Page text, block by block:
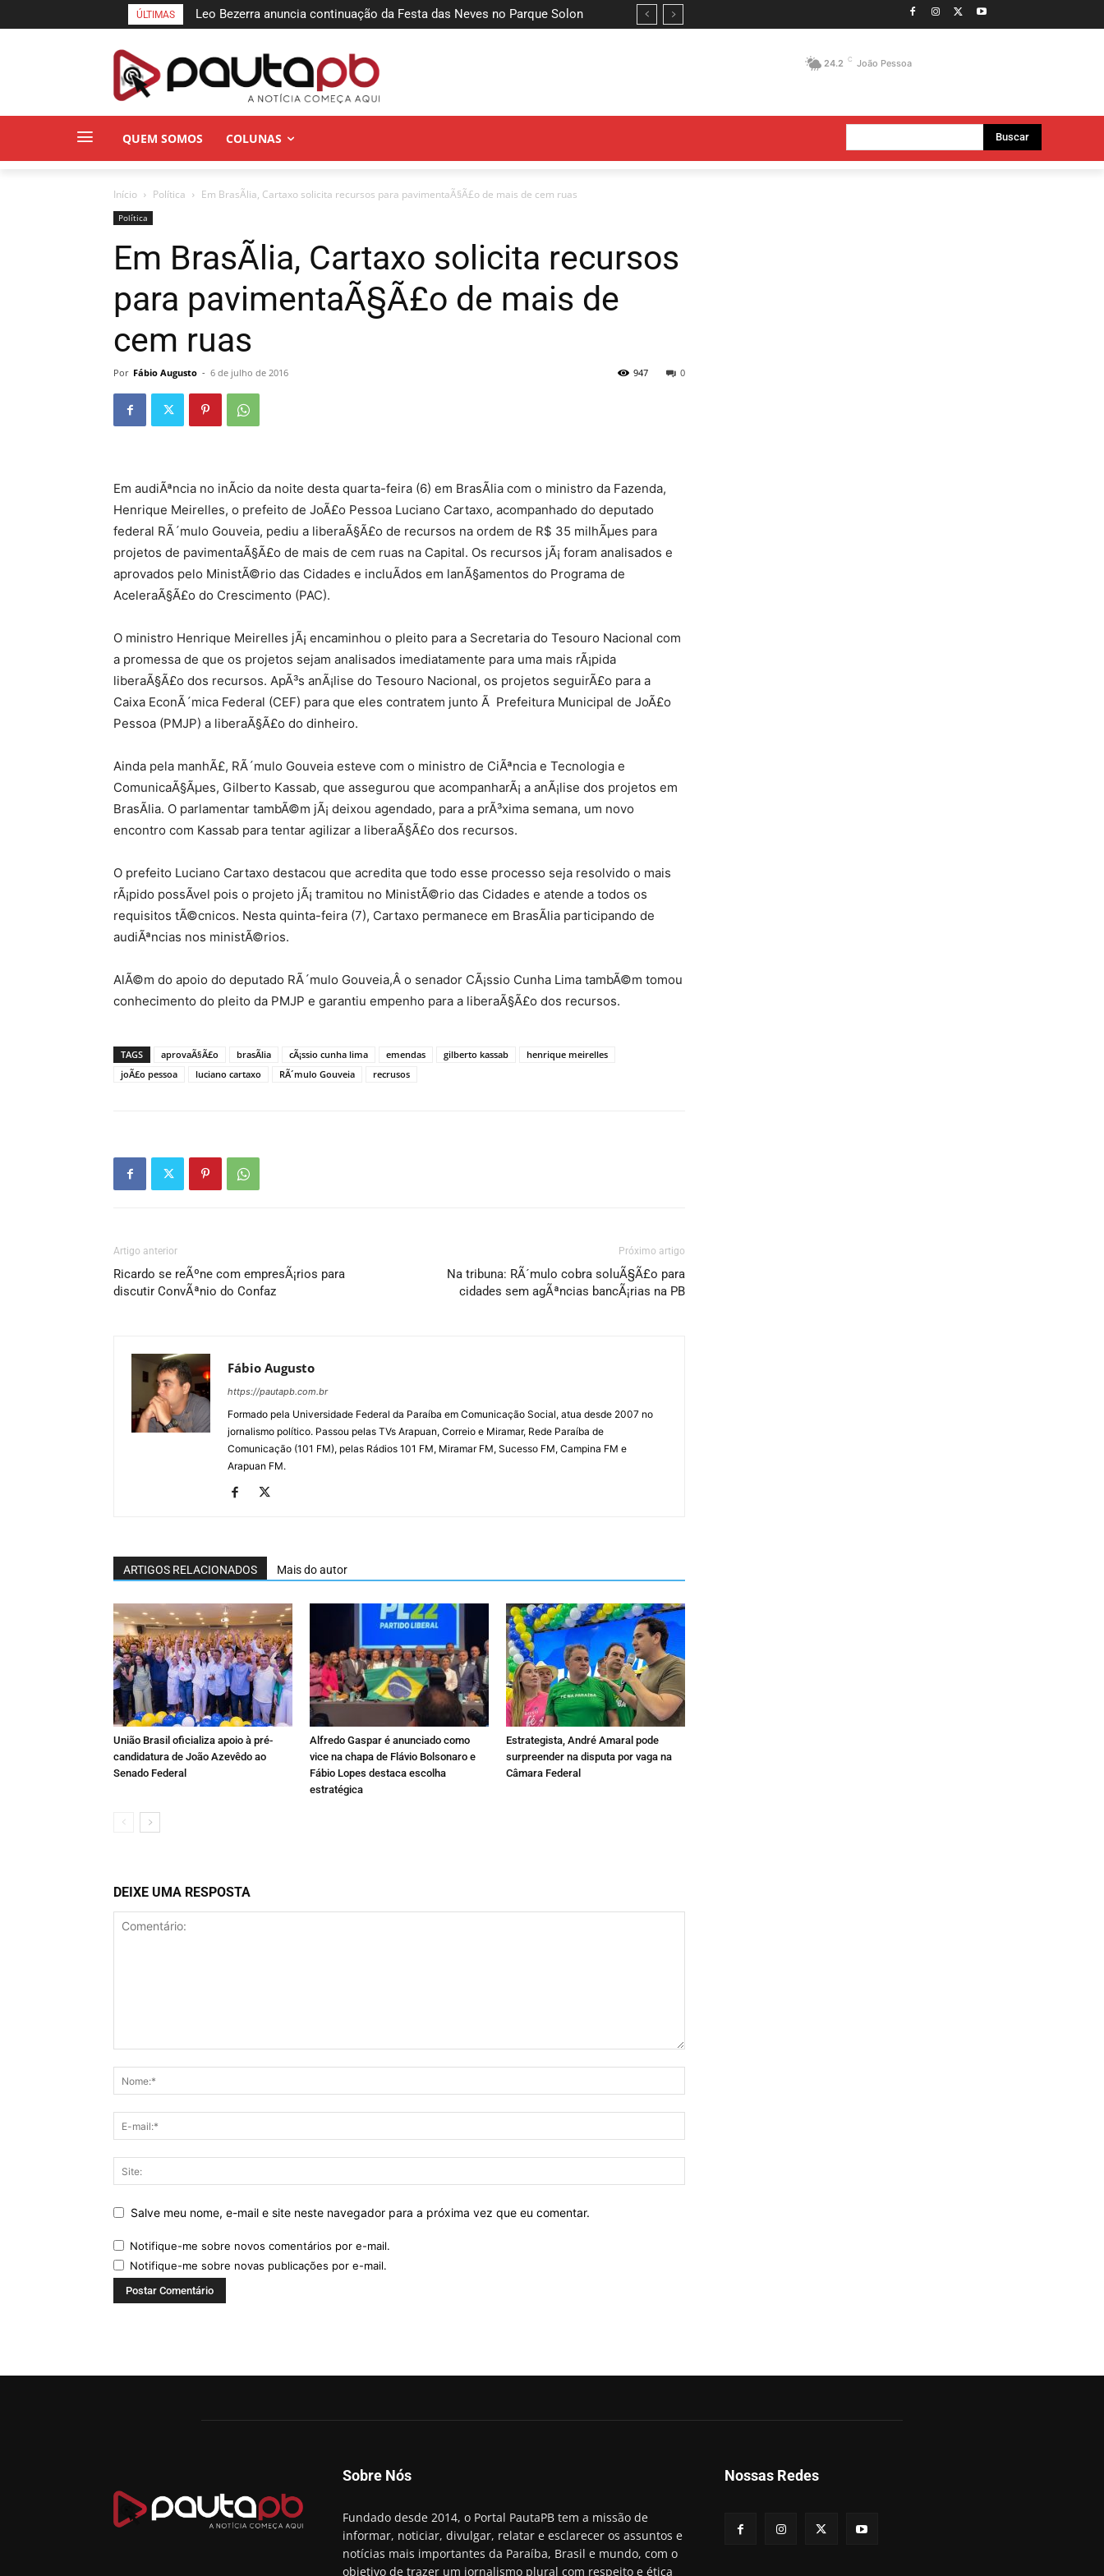
ÚLTIMAS
Leo Bezerra anuncia continuação da Festa das Neves no Parque Solon
24.2 C João Pessoa
QUEM SOMOS COLUNAS Buscar
Início Política Em BrasÃ­lia, Cartaxo solicita recursos para pavimentaÃ§Ã£o de mais de cem ruas
Política
Em BrasÃ­lia, Cartaxo solicita recursos
para pavimentaÃ§Ã£o de mais de
cem ruas
Por Fábio Augusto - 6 de julho de 2016 0
947
Em audiÃªncia no inÃ­cio da noite desta quarta-feira (6) em BrasÃ­lia com o ministro da Fazenda,
Henrique Meirelles, o prefeito de JoÃ£o Pessoa Luciano Cartaxo, acompanhado do deputado
federal RÃ´mulo Gouveia, pediu a liberaÃ§Ã£o de recursos na ordem de R$ 35 milhÃµes para
projetos de pavimentaÃ§Ã£o de mais de cem ruas na Capital. Os recursos jÃ¡ foram analisados e
aprovados pelo MinistÃ©rio das Cidades e incluÃ­dos em lanÃ§amentos do Programa de
AceleraÃ§Ã£o do Crescimento (PAC).
O ministro Henrique Meirelles jÃ¡ encaminhou o pleito para a Secretaria do Tesouro Nacional com
a promessa de que os projetos sejam analisados imediatamente para uma mais rÃ¡pida
liberaÃ§Ã£o dos recursos. ApÃ³s anÃ¡lise do Tesouro Nacional, os projetos seguirÃ£o para a
Caixa EconÃ´mica Federal (CEF) para que eles contratem junto Ã Prefeitura Municipal de JoÃ£o
Pessoa (PMJP) a liberaÃ§Ã£o do dinheiro.
Ainda pela manhÃ£, RÃ´mulo Gouveia esteve com o ministro de CiÃªncia e Tecnologia e
ComunicaÃ§Ãµes, Gilberto Kassab, que assegurou que acompanharÃ¡ a anÃ¡lise dos projetos em
BrasÃ­lia. O parlamentar tambÃ©m jÃ¡ deixou agendado, para a prÃ³xima semana, um novo
encontro com Kassab para tentar agilizar a liberaÃ§Ã£o dos recursos.
O prefeito Luciano Cartaxo destacou que acredita que todo esse processo seja resolvido o mais
rÃ¡pido possÃ­vel pois o projeto jÃ¡ tramitou no MinistÃ©rio das Cidades e atende a todos os
requisitos tÃ©cnicos. Nesta quinta-feira (7), Cartaxo permanece em BrasÃ­lia participando de
audiÃªncias nos ministÃ©rios.
AlÃ©m do apoio do deputado RÃ´mulo Gouveia,Â o senador CÃ¡ssio Cunha Lima tambÃ©m tomou
conhecimento do pleito da PMJP e garantiu empenho para a liberaÃ§Ã£o dos recursos.
TAGS aprovaÃ§Ã£o brasÃ­lia cÃ¡ssio cunha lima emendas gilberto kassab
henrique meirelles
joÃ£o pessoa
luciano cartaxo RÃ´mulo Gouveia recrusos
Artigo anterior
Ricardo se reÃºne com empresÃ¡rios para
discutir ConvÃªnio do Confaz
Próximo artigo
Na tribuna: RÃ´mulo cobra soluÃ§Ã£o para
cidades sem agÃªncias bancÃ¡rias na PB
Fábio Augusto
https://pautapb.com.br
Formado pela Universidade Federal da Paraíba em Comunicação Social, atua desde 2007 no
jornalismo político. Passou pelas TVs Arapuan, Correio e Miramar, Rede Paraíba de
Comunicação (101 FM), pelas Rádios 101 FM, Miramar FM, Sucesso FM, Campina FM e
Arapuan FM.
ARTIGOS RELACIONADOS Mais do autor
União Brasil oficializa apoio à pré-
candidatura de João Azevêdo ao
Senado Federal
Alfredo Gaspar é anunciado como
vice na chapa de Flávio Bolsonaro e
Fábio Lopes destaca escolha
estratégica
Estrategista, André Amaral pode
surpreender na disputa por vaga na
Câmara Federal
DEIXE UMA RESPOSTA
Salve meu nome, e-mail e site neste navegador para a próxima vez que eu comentar.
Notifique-me sobre novos comentários por e-mail.
Notifique-me sobre novas publicações por e-mail.
Sobre Nós
Fundado desde 2014, o Portal PautaPB tem a missão de
informar, noticiar, divulgar, relatar e esclarecer os assuntos e
notícias mais importantes da Paraíba, Brasil e mundo, com o
objetivo de trazer um jornalismo plural com respeito e ética
Nossas Redes